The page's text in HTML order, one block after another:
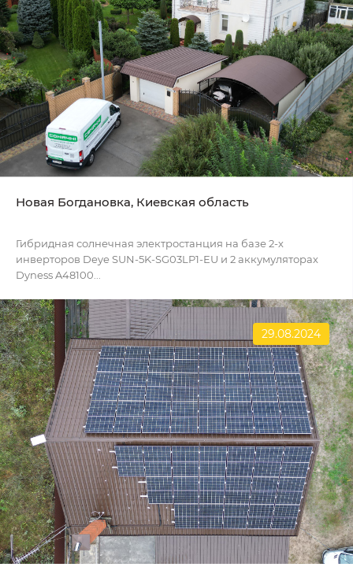
Новая Богдановка, Киевская область
Гибридная солнечная электростанция на базе 2-х
инверторов Deye SUN-5K-SG03LP1-EU и 2 аккумуляторах
Dyness A48100...
29.08.2024